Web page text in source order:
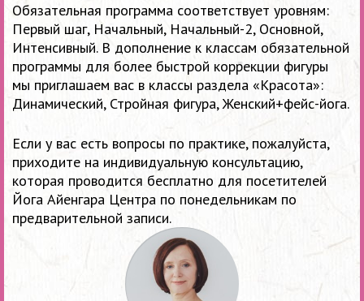
Обязательная программа соответствует уровням:
Первый шаг, Начальный, Начальный-2, Основной,
Интенсивный. В дополнение к классам обязательной
программы для более быстрой коррекции фигуры
мы приглашаем вас в классы раздела «Красота»:
Динамический, Стройная фигура, Женский+фейс-йога.
Если у вас есть вопросы по практике, пожалуйста,
приходите на индивидуальную консультацию,
которая проводится бесплатно для посетителей
Йога Айенгара Центра по понедельникам по
предварительной записи.